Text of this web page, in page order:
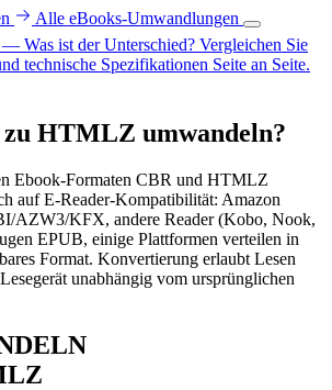
Alle eBooks-Umwandlungen
Was ist der Unterschied? Vergleichen Sie
technische Spezifikationen Seite an Seite.
HTMLZ umwandeln?
Ebook-Formaten CBR und HTMLZ
auf E-Reader-Kompatibilität: Amazon
AZW3/KFX, andere Reader (Kobo, Nook,
EPUB, einige Plattformen verteilen in
Format. Konvertierung erlaubt Lesen
unabhängig vom ursprünglichen